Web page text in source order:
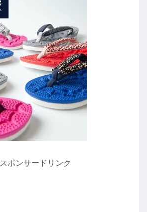
スポンサードリンク